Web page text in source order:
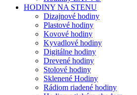
HODINY NA STENU
Dizajnové hodiny
Plastové hodiny
Kovové hodiny
Kyvadlové hodiny
Digitálne hodiny
Drevené hodiny
Stolové hodiny
Sklenené Hodiny
Rádiom riadené hodiny